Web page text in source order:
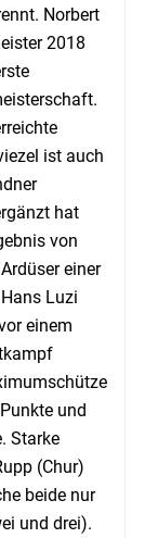
Norbert
2018
ist auch
hat
von
einer
Luzi
einem
und
Starke
(Chur)
beide nur
und drei).